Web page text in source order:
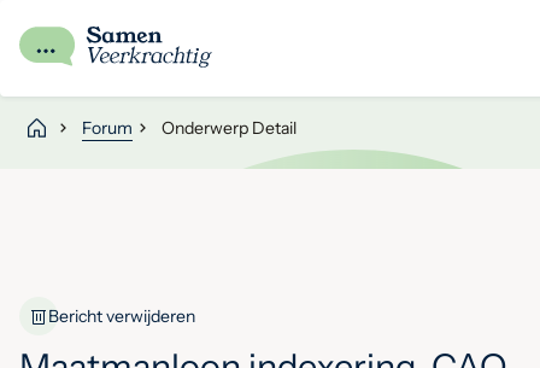
Forum Onderwerp Detail
Bericht verwijderen